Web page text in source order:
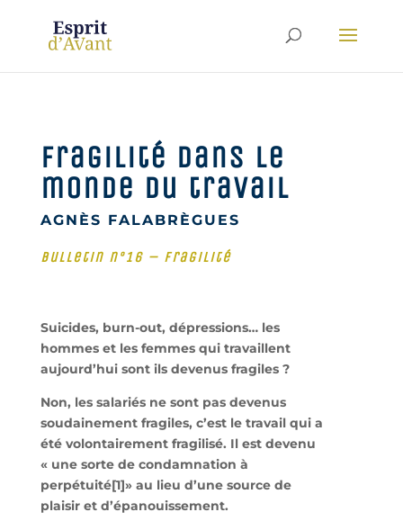
Fragilité dans le
monde du travail
AGNÈS FALABRÈGUES
Bulletin n°16 – Fragilité
Suicides, burn-out, dépressions… les
hommes et les femmes qui travaillent
aujourd’hui sont ils devenus fragiles ?
Non, les salariés ne sont pas devenus
soudainement fragiles, c’est le travail qui a
été volontairement fragilisé. Il est devenu
« une sorte de condamnation à
perpétuité[1]» au lieu d’une source de
plaisir et d’épanouissement.